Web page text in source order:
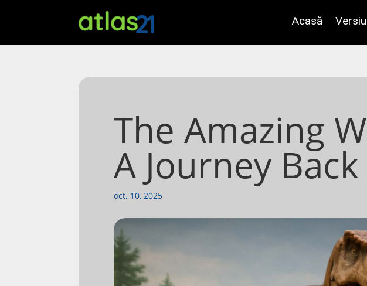
Acasă
The Amazing
A Journey
oct. 10, 2025